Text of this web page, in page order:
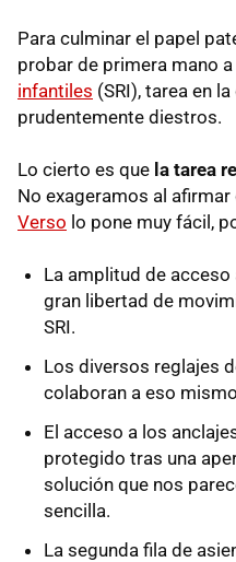
Para culminar el papel
probar de primera mano
infantiles (SRI), tarea en
prudentemente diestros.
Lo cierto es que la tarea
No exageramos al afirmar
Verso lo pone muy fácil,
La amplitud de
gran libertad de
SRI.
Los diversos reglajes
colaboran a eso
El acceso a los
protegido tras una
solución que nos
sencilla.
La segunda fila de